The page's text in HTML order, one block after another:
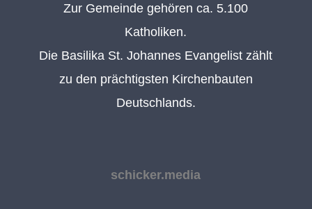
Zur Gemeinde gehören ca. 5.100
Katholiken.
Die Basilika St. Johannes Evangelist zählt
zu den prächtigsten Kirchenbauten
Deutschlands.
schicker.media